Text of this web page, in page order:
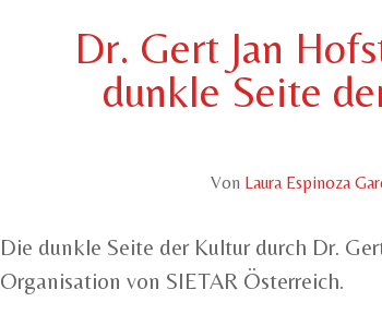
Dr. Gert Jan
dunkle Seite
Von Laura Espinoza
Die dunkle Seite der Kultur durch Dr.
Organisation von SIETAR Österreich.